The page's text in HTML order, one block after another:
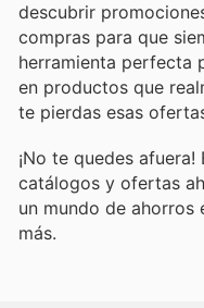
descubrir
compras para que
herramienta perfecta
en productos que
te pierdas esas
¡No te quedes
catálogos y ofertas
un mundo de ahorros
más.